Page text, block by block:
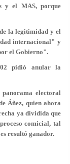
y el MAS, porque
la legitimidad y el
internacional" y
el Gobierno".
pidió anular la
panorama electoral
Áñez, quien ahora
ya dividida que
comicial, tal
resultó ganador.